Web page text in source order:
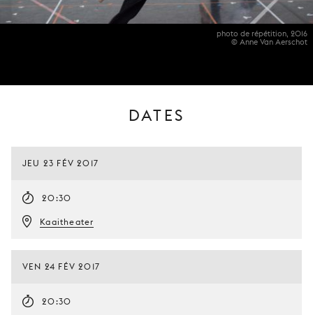
photo de répétition, 2016
© Anne Van Aerschot
DATES
JEU 23 FÉV 2017
20:30
Kaaitheater
VEN 24 FÉV 2017
20:30